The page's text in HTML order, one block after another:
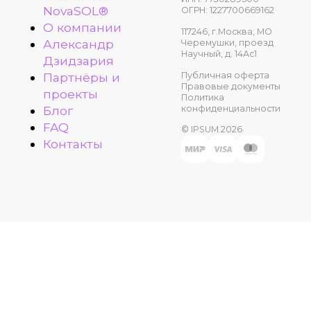
NovaSOL®
О компании
Александр
Дзидзария
Партнёры и
проекты
Блог
FAQ
Контакты
ОГРН: 1227700669162
117246, г.Москва, МО
Черемушки, проезд
Научный, д. 14Ас1
Публичная оферта
Правовые документы
Политика
конфиденциальности
© IPSUM 2026